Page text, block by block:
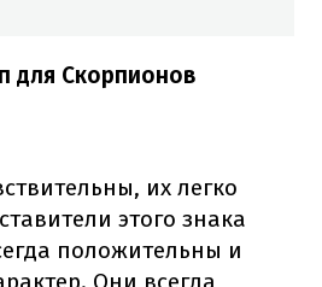
для Скорпионов
их легко
этого знака
положительны и